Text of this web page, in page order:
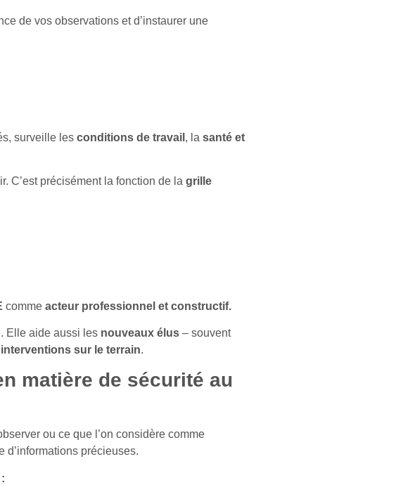
de vos observations et d’instaurer une
surveille les conditions de travail , la santé et
C’est précisément la fonction de la grille
comme acteur professionnel et constructif.
Elle aide aussi les nouveaux élus – souvent
interventions sur le terrain.
matière de sécurité au
ou ce que l’on considère comme
d’informations précieuses.